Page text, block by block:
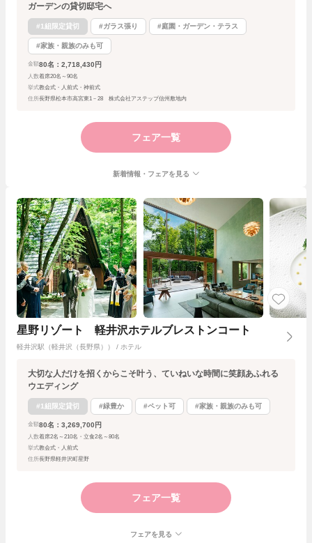
ガーデンの貸切邸宅へ
#1組限定貸切 #ガラス張り #庭園・ガーデン・テラス
#家族・親族のみも可
金額 80名：2,718,430円
人数着席20名～90名
挙式教会式・人前式・神前式
住所長野県松本市高宮東1－28 株式会社アステップ信州敷地内
フェア一覧
新着情報・フェアを見る
星野リゾート 軽井沢ホテルブレストンコート
軽井沢駅（軽井沢（長野県）） / ホテル
大切な人だけを招くからこそ叶う、ていねいな時間に笑顔あふれる
ウエディング
#1組限定貸切 #緑豊か #ペット可 #家族・親族のみも可
金額 80名：3,269,700円
人数着席2名～210名・立食2名～80名
挙式教会式・人前式
住所長野県軽井沢町星野
フェア一覧
フェアを見る